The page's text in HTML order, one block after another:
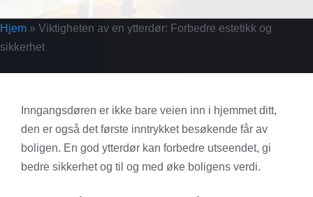
Hjem » Viktigheten av en ytterdør: Forbedre estetikk og
sikkerhet
Inngangsdøren er ikke bare veien inn i hjemmet ditt,
den er også det første inntrykket besøkende får av
boligen. En god ytterdør kan forbedre utseendet, gi
bedre sikkerhet og til og med øke boligens verdi.